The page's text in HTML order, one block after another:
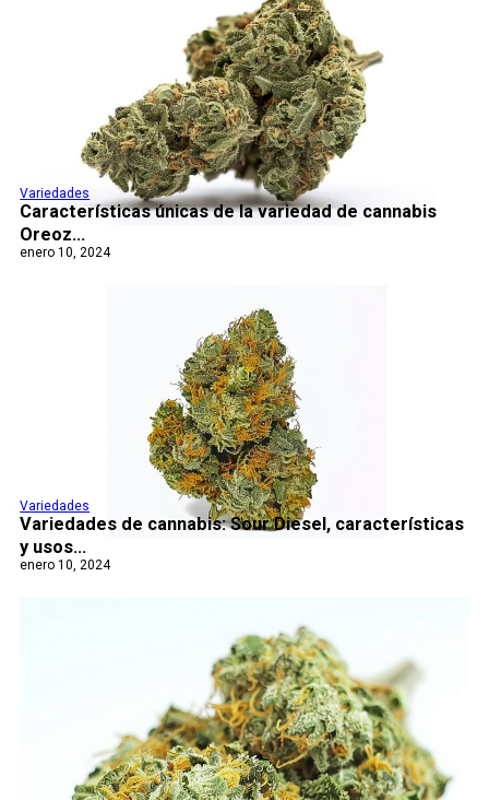
Características únicas de la variedad de cannabis
Oreoz...
Variedades
enero 10, 2024
Variedades de cannabis: Sour Diesel, características
y usos...
Variedades
enero 10, 2024